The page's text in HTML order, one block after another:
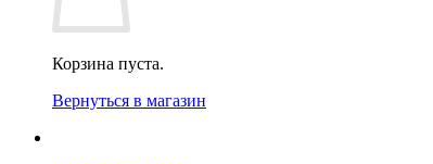
Корзина пуста.
Вернуться в магазин